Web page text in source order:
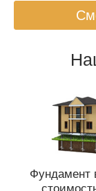
Фундамент